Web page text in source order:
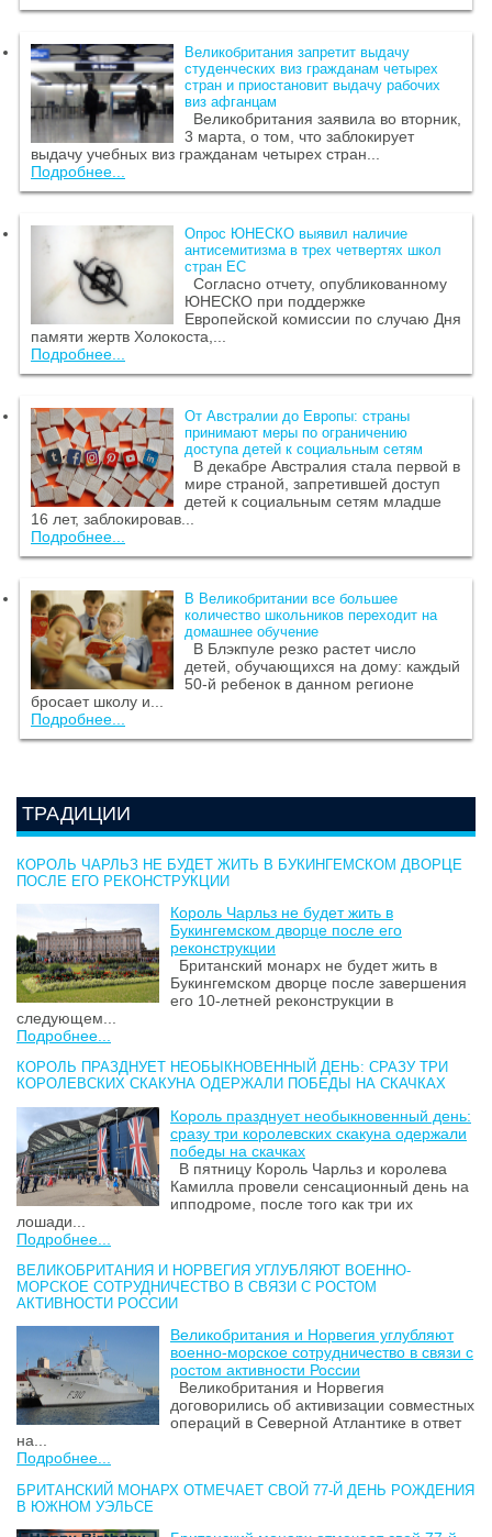
Великобритания запретит выдачу
студенческих виз гражданам четырех
стран и приостановит выдачу рабочих
виз афганцам
Великобритания заявила во вторник,
3 марта, о том, что заблокирует
выдачу учебных виз гражданам четырех стран...
Подробнее...
Опрос ЮНЕСКО выявил наличие
антисемитизма в трех четвертях школ
стран ЕС
Согласно отчету, опубликованному
ЮНЕСКО при поддержке
Европейской комиссии по случаю Дня
памяти жертв Холокоста,...
Подробнее...
От Австралии до Европы: страны
принимают меры по ограничению
доступа детей к социальным сетям
В декабре Австралия стала первой в
мире страной, запретившей доступ
детей к социальным сетям младше
16 лет, заблокировав...
Подробнее...
В Великобритании все большее
количество школьников переходит на
домашнее обучение
В Блэкпуле резко растет число
детей, обучающихся на дому: каждый
50-й ребенок в данном регионе
бросает школу и...
Подробнее...
ТРАДИЦИИ
КОРОЛЬ ЧАРЛЬЗ НЕ БУДЕТ ЖИТЬ В БУКИНГЕМСКОМ ДВОРЦЕ
ПОСЛЕ ЕГО РЕКОНСТРУКЦИИ
Король Чарльз не будет жить в
Букингемском дворце после его
реконструкции
Британский монарх не будет жить в
Букингемском дворце после завершения
его 10-летней реконструкции в
следующем...
Подробнее...
КОРОЛЬ ПРАЗДНУЕТ НЕОБЫКНОВЕННЫЙ ДЕНЬ: СРАЗУ ТРИ
КОРОЛЕВСКИХ СКАКУНА ОДЕРЖАЛИ ПОБЕДЫ НА СКАЧКАХ
Король празднует необыкновенный день:
сразу три королевских скакуна одержали
победы на скачках
В пятницу Король Чарльз и королева
Камилла провели сенсационный день на
ипподроме, после того как три их
лошади...
Подробнее...
ВЕЛИКОБРИТАНИЯ И НОРВЕГИЯ УГЛУБЛЯЮТ ВОЕННО-
МОРСКОЕ СОТРУДНИЧЕСТВО В СВЯЗИ С РОСТОМ
АКТИВНОСТИ РОССИИ
Великобритания и Норвегия углубляют
военно-морское сотрудничество в связи с
ростом активности России
Великобритания и Норвегия
договорились об активизации совместных
операций в Северной Атлантике в ответ
на...
Подробнее...
БРИТАНСКИЙ МОНАРХ ОТМЕЧАЕТ СВОЙ 77-Й ДЕНЬ РОЖДЕНИЯ
В ЮЖНОМ УЭЛЬСЕ